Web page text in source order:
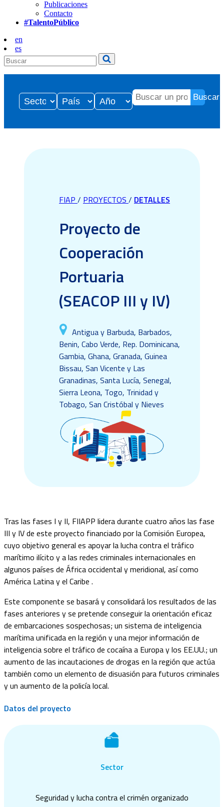
Publicaciones
Contacto
#TalentoPúblico
en
es
Buscar
FIAP / PROYECTOS / DETALLES
Proyecto de
Cooperación
Portuaria
(SEACOP III y IV)
Antigua y Barbuda, Barbados,
Benin, Cabo Verde, Rep. Dominicana,
Gambia, Ghana, Granada, Guinea
Bissau, San Vicente y Las
Granadinas, Santa Lucía, Senegal,
Sierra Leona, Togo, Trinidad y
Tobago, San Cristóbal y Nieves
Tras las fases I y II, FIIAPP lidera durante cuatro años las fase
III y IV de este proyecto financiado por la Comisión Europea,
cuyo objetivo general es apoyar la lucha contra el tráfico
marítimo ilícito y a las redes criminales internacionales en
algunos países de África occidental y meridional, así como
América Latina y el Caribe .
Este componente se basará y consolidará los resultados de las
fases anteriores y se pretende conseguirla orientación eficaz
de embarcaciones sospechosas; un sistema de inteligencia
marítima unificada en la región y una mejor información de
inteligencia sobre el tráfico de cocaína a Europa y los EE.UU.; un
aumento de las incautaciones de drogas en la región que actúa
también como un elemento de disuasión para futuros criminales
y un aumento de la policía local.
Datos del proyecto
Sector
Seguridad y lucha contra el crimén organizado